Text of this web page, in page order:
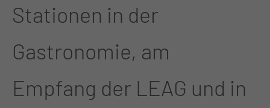
Stationen in der
Gastronomie, am
Empfang der LEAG und in